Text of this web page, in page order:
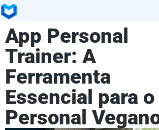
App Personal
Trainer: A
Ferramenta
Essencial para o
Personal